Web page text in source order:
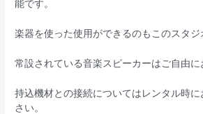
能です。
楽器を使った使用ができるのもこのスタジ
常設されている音楽スピーカーはご自由に
持込機材との接続についてはレンタル時
さい。